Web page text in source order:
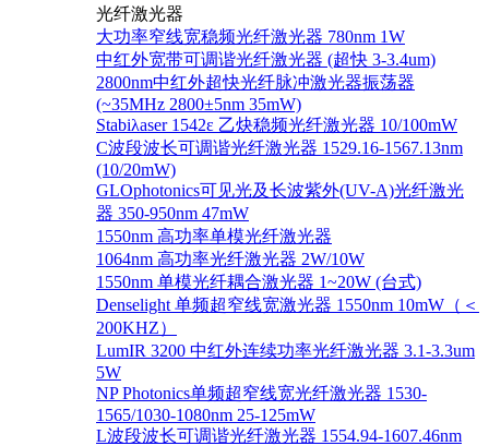
光纤激光器
大功率窄线宽稳频光纤激光器 780nm 1W
中红外宽带可调谐光纤激光器 (超快 3-3.4um)
2800nm中红外超快光纤脉冲激光器振荡器
(~35MHz 2800±5nm 35mW)
Stabiλaser 1542ε 乙炔稳频光纤激光器 10/100mW
C波段波长可调谐光纤激光器 1529.16-1567.13nm
(10/20mW)
GLOphotonics可见光及长波紫外(UV-A)光纤激光
器 350-950nm 47mW
1550nm 高功率单模光纤激光器
1064nm 高功率光纤激光器 2W/10W
1550nm 单模光纤耦合激光器 1~20W (台式)
Denselight 单频超窄线宽激光器 1550nm 10mW（＜
200KHZ）
LumIR 3200 中红外连续功率光纤激光器 3.1-3.3um
5W
NP Photonics单频超窄线宽光纤激光器 1530-
1565/1030-1080nm 25-125mW
L波段波长可调谐光纤激光器 1554.94-1607.46nm